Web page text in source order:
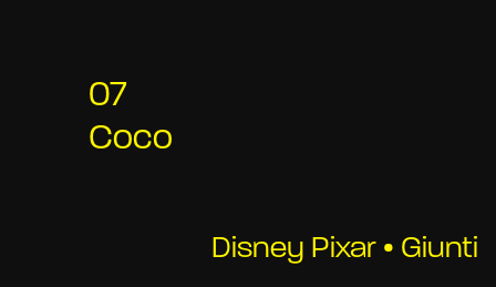
07
Coco
Disney Pixar • Giunti